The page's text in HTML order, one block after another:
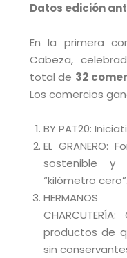
Datos edición
En la primera
Cabeza,
total de 32
Los comercios
BY PAT20:
EL
sostenible y
“kilómetro cero”.
HERMANOS
productos de
sin